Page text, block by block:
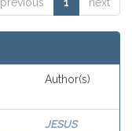
Author(s)
JESUS